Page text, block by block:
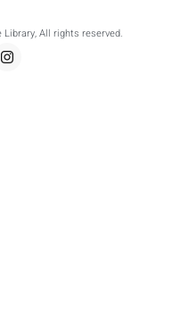
All rights reserved.